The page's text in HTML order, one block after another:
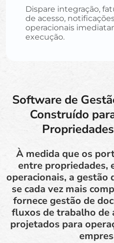
Dispare integração,
de acesso,
operacionais
execução.
Software de
Construído
À medida que os
entre propriedades,
operacionais, a
se cada vez mais
fornece gestão de
fluxos de trabalho de
projetados para